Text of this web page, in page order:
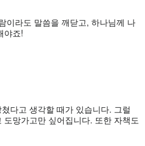
이라도 말씀을 깨닫고, 하나님께 나
야죠!
다고 생각할 때가 있습니다. 그럴
망가고만 싶어집니다. 또한 자책도